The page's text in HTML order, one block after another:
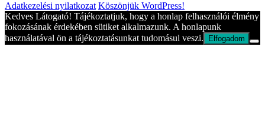
Adatkezelési nyilatkozat Köszönjük WordPress!
Kedves Látogató! Tájékoztatjuk, hogy a honlap felhasználói élmény
fokozásának érdekében sütiket alkalmazunk. A honlapunk
használatával ön a tájékoztatásunkat tudomásul veszi.
Elfogadom